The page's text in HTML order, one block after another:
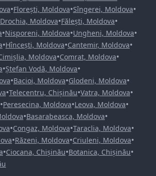
•Florești, Moldova•Sîngerei, Moldova•
Drochia, Moldova•Fălești, Moldova•
•Nisporeni, Moldova•Ungheni, Moldova•
•Hîncești, Moldova•Cantemir, Moldova•
Moldova•Comrat, Moldova•
•Ștefan Vodă, Moldova•
•Bacioi, Moldova•Glodeni, Moldova•
•Telecentru, Chișinău•Vatra, Moldova•
•Peresecina, Moldova•Leova, Moldova•
•Basarabeasca, Moldova•
•Congaz, Moldova•Taraclia, Moldova•
•Răzeni, Moldova•Criuleni, Moldova•
•Ciocana, Chișinău•Botanica, Chișinău•